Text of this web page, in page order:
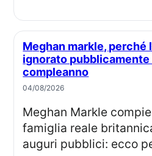
Meghan markle, perché la famiglia reale ha
ignorato pubblicamente
compleanno
04/08/2026
Meghan Markle compie 45 anni, ma dalla
famiglia reale
auguri pubblici: ecco